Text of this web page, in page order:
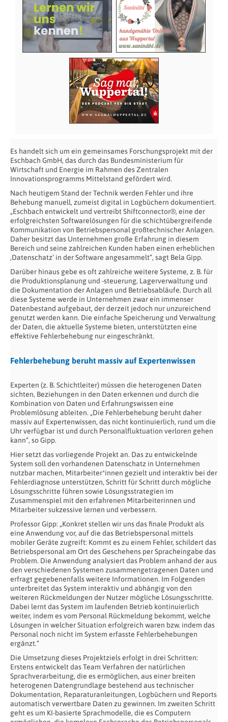
Es handelt sich um ein gemeinsames Forschungsprojekt mit der
Eschbach GmbH, das durch das Bundesministerium für
Wirtschaft und Energie im Rahmen des Zentralen
Innovationsprogramms Mittelstand gefördert wird.
Nach heutigem Stand der Technik werden Fehler und ihre
Behebung manuell, zumeist digital in Logbüchern dokumentiert.
„Eschbach entwickelt und vertreibt Shiftconnector®, eine der
erfolgreichsten Softwarelösungen für die schichtübergreifende
Kommunikation von Betriebspersonal großtechnischer Anlagen.
Daher besitzt das Unternehmen große Erfahrung in diesem
Bereich und seine zahlreichen Kunden haben einen erheblichen
,Datenschatz‘ in der Software angesammelt“, sagt Bela Gipp.
Darüber hinaus gebe es oft zahlreiche weitere Systeme, z. B. für
die Produktionsplanung und -steuerung, Lagerverwaltung und
die Dokumentation der Anlagen und Betriebsabläufe. Durch all
diese Systeme werde in Unternehmen zwar ein immenser
Datenbestand aufgebaut, der derzeit jedoch nur unzureichend
genutzt werden kann. Die einfache Speicherung und Verwaltung
der Daten, die aktuelle Systeme bieten, unterstützten eine
effektive Fehlerbehebung nur eingeschränkt.
Fehlerbehebung beruht massiv auf Expertenwissen
Experten (z. B. Schichtleiter) müssen die heterogenen Daten
sichten, Beziehungen in den Daten erkennen und durch die
Kombination von Daten und Erfahrungswissen eine
Problemlösung ableiten. „Die Fehlerbehebung beruht daher
massiv auf Expertenwissen, das nicht kontinuierlich, rund um die
Uhr verfügbar ist und durch Personalfluktuation verloren gehen
kann“, so Gipp.
Hier setzt das vorliegende Projekt an. Das zu entwickelnde
System soll den vorhandenen Datenschatz in Unternehmen
nutzbar machen, Mitarbeiter*innen gezielt und interaktiv bei der
Fehlerdiagnose unterstützen, Schritt für Schritt durch mögliche
Lösungsschritte führen sowie Lösungsstrategien im
Zusammenspiel mit den erfahrenen Mitarbeiterinnen und
Mitarbeiter sukzessive lernen und verbessern.
Professor Gipp: „Konkret stellen wir uns das finale Produkt als
eine Anwendung vor, auf die das Betriebspersonal mittels
mobiler Geräte zugreift: Kommt es zu einem Fehler, schildert das
Betriebspersonal am Ort des Geschehens per Spracheingabe das
Problem. Die Anwendung analysiert das Problem anhand der aus
den verschiedenen Systemen zusammengetragenen Daten und
erfragt gegebenenfalls weitere Informationen. Im Folgenden
unterbreitet das System interaktiv und abhängig von den
weiteren Rückmeldungen der Nutzer mögliche Lösungsschritte.
Dabei lernt das System im laufenden Betrieb kontinuierlich
weiter, indem es vom Personal Rückmeldung bekommt, welche
Lösungen in welcher Situation erfolgreich waren bzw. indem das
Personal noch nicht im System erfasste Fehlerbehebungen
ergänzt.“
Die Umsetzung dieses Projektziels erfolgt in drei Schritten:
Erstens entwickelt das Team Verfahren der natürlichen
Sprachverarbeitung, die es ermöglichen, aus einer breiten
heterogenen Datengrundlage bestehend aus technischer
Dokumentation, Reparaturanleitungen, Logbüchern und Reports
automatisch verwertbare Daten zu gewinnen. Im zweiten Schritt
geht es um KI-basierte Sprachmodelle, die es Computern